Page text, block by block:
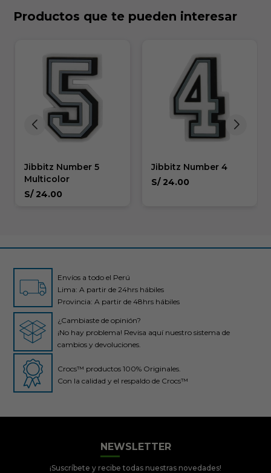
Crocs Perú
● En línea
Productos que te pueden interesar
Jibbitz Number 5
Multicolor
S/ 24.00
Jibbitz Number 4
S/ 24.00
Envíos a todo el Perú
Lima: A partir de 24hrs hábiles
Provincia: A partir de 48hrs hábiles
¿Cambiaste de opinión?
¡No hay problema! Revisa aquí nuestro sistema de
cambios y devoluciones.
Crocs™ productos 100% Originales.
Con la calidad y el respaldo de Crocs™
NEWSLETTER
¡Suscríbete y recibe todas nuestras novedades!